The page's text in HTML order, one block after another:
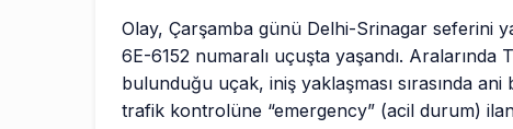
Olay, Çarşamba günü Delhi-Srinagar seferini
6E-6152 numaralı uçuşta yaşandı.
bulunduğu uçak, iniş yaklaşması sırasında
trafik kontrolüne “emergency” (acil durum)